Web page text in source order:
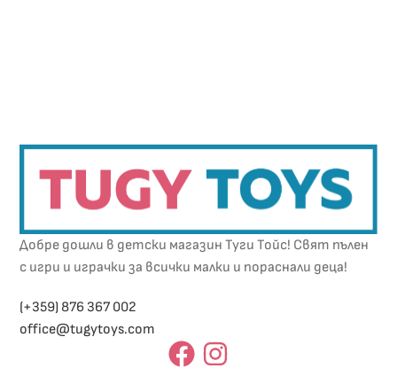
Добре дошли в детски магазин Туги Тойс! Свят пълен
с игри и играчки за всички малки и пораснали деца!
(+359) 876 367 002
office@tugytoys.com